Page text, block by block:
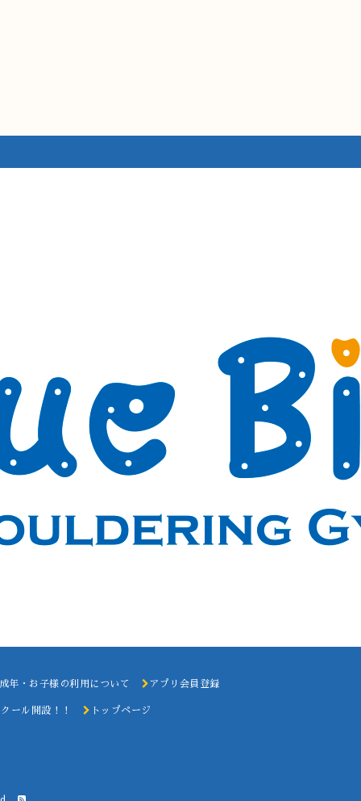
年・お子様の利用について アプリ会員登録
ール開設！！ トップページ